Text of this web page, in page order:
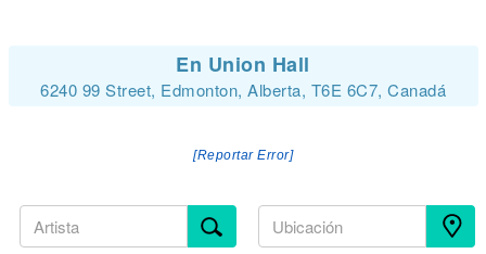
En Union Hall
6240 99 Street, Edmonton, Alberta, T6E 6C7, Canadá
[Reportar Error]